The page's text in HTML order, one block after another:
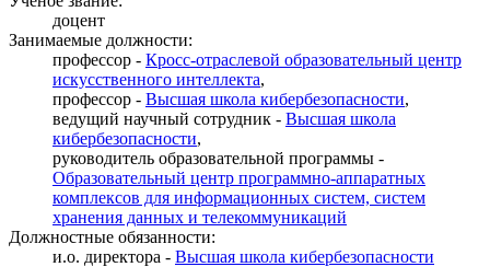
доцент
Занимаемые должности:
профессор - Кросс-отраслевой образовательный центр
искусственного интеллекта,
профессор - Высшая школа кибербезопасности,
ведущий научный сотрудник - Высшая школа
кибербезопасности,
руководитель образовательной программы -
Образовательный центр программно-аппаратных
комплексов для информационных систем, систем
хранения данных и телекоммуникаций
Должностные обязанности:
и.о. директора - Высшая школа кибербезопасности